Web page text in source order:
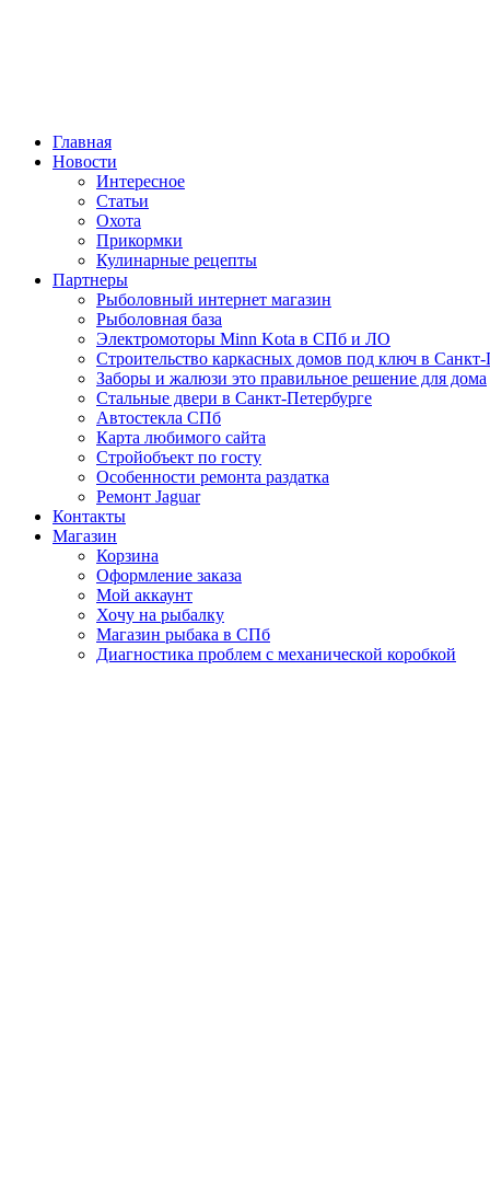
Главная
Новости
Интересное
Статьи
Охота
Прикормки
Кулинарные рецепты
Партнеры
Рыболовный интернет магазин
Рыболовная база
Электромоторы Minn Kota в СПб и ЛО
Строительство каркасных домов под ключ в Санкт-
Заборы и жалюзи это правильное решение для дома
Стальные двери в Санкт-Петербурге
Автостекла СПб
Карта любимого сайта
Стройобъект по госту
Особенности ремонта раздатка
Ремонт Jaguar
Контакты
Магазин
Корзина
Оформление заказа
Мой аккаунт
Хочу на рыбалку
Магазин рыбака в СПб
Диагностика проблем с механической коробкой